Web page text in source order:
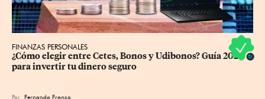
FINANZAS PERSONALES
¿Cómo elegir entre Cetes, Bonos y Udibonos? Guía 2026
para invertir tu dinero seguro
Por Fernando Franco